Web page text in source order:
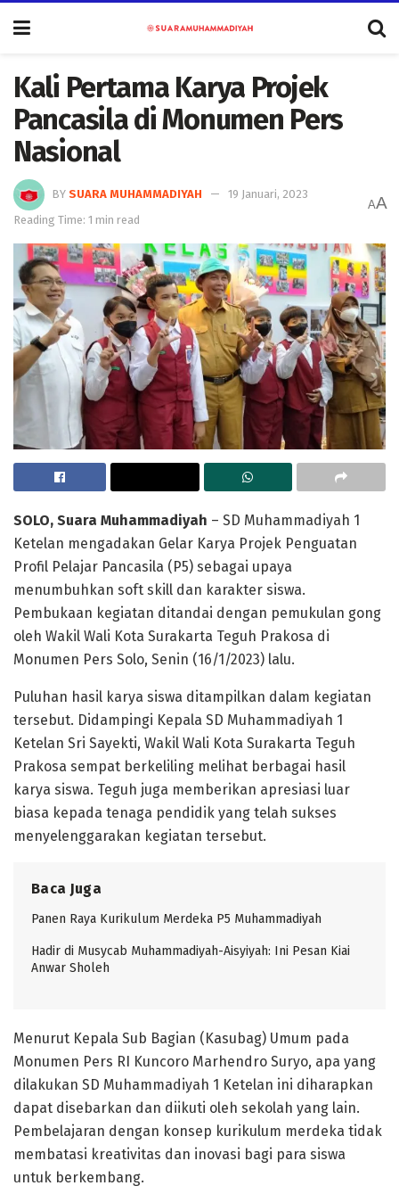
Kali Pertama Karya Projek
Pancasila di Monumen Pers
Nasional
BY SUARA MUHAMMADIYAH
19 Januari, 2023
Reading Time: 1 min read
AA
SOLO, Suara Muhammadiyah – SD Muhammadiyah 1
Ketelan mengadakan Gelar Karya Projek Penguatan
Profil Pelajar Pancasila (P5) sebagai upaya
menumbuhkan soft skill dan karakter siswa.
Pembukaan kegiatan ditandai dengan pemukulan gong
oleh Wakil Wali Kota Surakarta Teguh Prakosa di
Monumen Pers Solo, Senin (16/1/2023) lalu.
Puluhan hasil karya siswa ditampilkan dalam kegiatan
tersebut. Didampingi Kepala SD Muhammadiyah 1
Ketelan Sri Sayekti, Wakil Wali Kota Surakarta Teguh
Prakosa sempat berkeliling melihat berbagai hasil
karya siswa. Teguh juga memberikan apresiasi luar
biasa kepada tenaga pendidik yang telah sukses
menyelenggarakan kegiatan tersebut.
Baca Juga
Panen Raya Kurikulum Merdeka P5 Muhammadiyah
Hadir di Musycab Muhammadiyah-Aisyiyah: Ini Pesan Kiai
Anwar Sholeh
Menurut Kepala Sub Bagian (Kasubag) Umum pada
Monumen Pers RI Kuncoro Marhendro Suryo, apa yang
dilakukan SD Muhammadiyah 1 Ketelan ini diharapkan
dapat disebarkan dan diikuti oleh sekolah yang lain.
Pembelajaran dengan konsep kurikulum merdeka tidak
membatasi kreativitas dan inovasi bagi para siswa
untuk berkembang.